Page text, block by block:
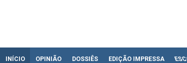
INÍCIO OPINIÃO DOSSIÊS EDIÇÃO IMPRESSA